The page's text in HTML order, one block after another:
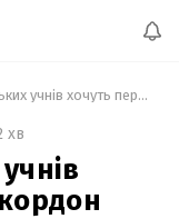
Скільки українських учнів хочуть переїхати за кордон
хв